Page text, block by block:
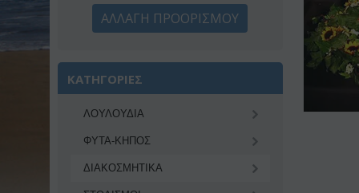
ΑΛΛΑΓΗ ΠΡΟΟΡΙΣΜΟΥ
ΚΑΤΗΓΟΡΙΕΣ
ΛΟΥΛΟΥΔΙΑ
ΦΥΤΑ-ΚΗΠΟΣ
ΔΙΑΚΟΣΜΗΤΙΚA